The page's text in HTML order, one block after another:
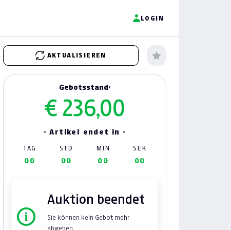
LOGIN
AKTUALISIEREN
Gebotsstand:
€ 236,00
- Artikel endet in -
TAG STD MIN SEK
00 00 00 00
Auktion beendet
Sie können kein Gebot mehr
abgeben.